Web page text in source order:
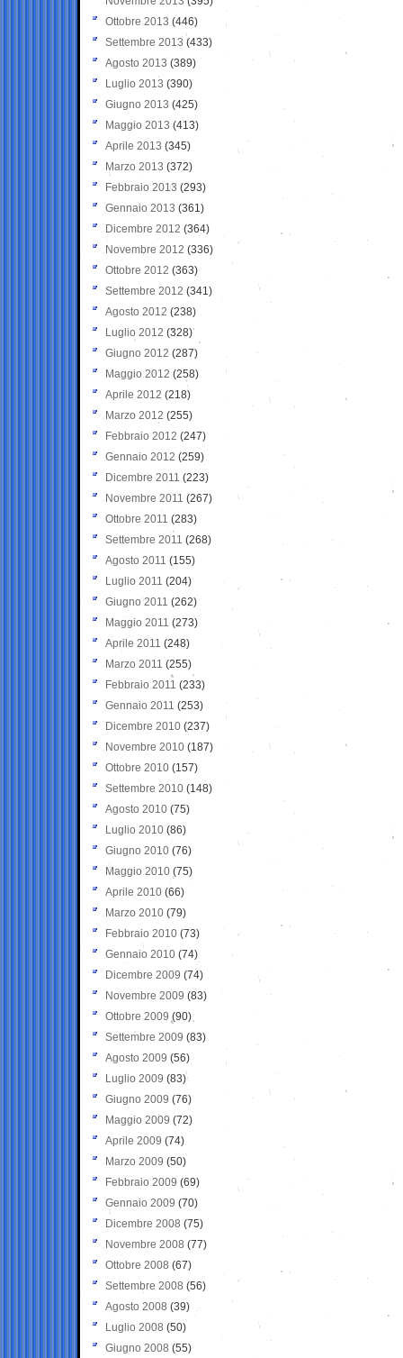
Ottobre 2013 (446)
Settembre 2013 (433)
Agosto 2013 (389)
Luglio 2013 (390)
Giugno 2013 (425)
Maggio 2013 (413)
Aprile 2013 (345)
Marzo 2013 (372)
Febbraio 2013 (293)
Gennaio 2013 (361)
Dicembre 2012 (364)
Novembre 2012 (336)
Ottobre 2012 (363)
Settembre 2012 (341)
Agosto 2012 (238)
Luglio 2012 (328)
Giugno 2012 (287)
Maggio 2012 (258)
Aprile 2012 (218)
Marzo 2012 (255)
Febbraio 2012 (247)
Gennaio 2012 (259)
Dicembre 2011 (223)
Novembre 2011 (267)
Ottobre 2011 (283)
Settembre 2011 (268)
Agosto 2011 (155)
Luglio 2011 (204)
Giugno 2011 (262)
Maggio 2011 (273)
Aprile 2011 (248)
Marzo 2011 (255)
Febbraio 2011 (233)
Gennaio 2011 (253)
Dicembre 2010 (237)
Novembre 2010 (187)
Ottobre 2010 (157)
Settembre 2010 (148)
Agosto 2010 (75)
Luglio 2010 (86)
Giugno 2010 (76)
Maggio 2010 (75)
Aprile 2010 (66)
Marzo 2010 (79)
Febbraio 2010 (73)
Gennaio 2010 (74)
Dicembre 2009 (74)
Novembre 2009 (83)
Ottobre 2009 (90)
Settembre 2009 (83)
Agosto 2009 (56)
Luglio 2009 (83)
Giugno 2009 (76)
Maggio 2009 (72)
Aprile 2009 (74)
Marzo 2009 (50)
Febbraio 2009 (69)
Gennaio 2009 (70)
Dicembre 2008 (75)
Novembre 2008 (77)
Ottobre 2008 (67)
Settembre 2008 (56)
Agosto 2008 (39)
Luglio 2008 (50)
Giugno 2008 (55)